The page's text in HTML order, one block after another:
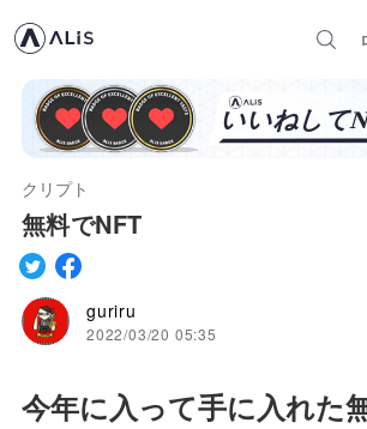
クリプト
無料でNFT
guriru
2022/03/20 05:35
今年に入って手に入れた